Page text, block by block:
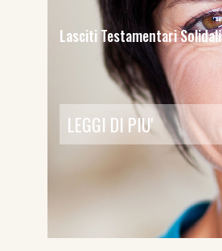
Lasciti Testamentari Solidali
LEGGI DI PIU'